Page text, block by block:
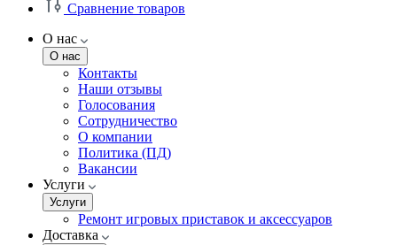
Сравнение товаров
О нас
О нас
Контакты
Наши отзывы
Голосования
Сотрудничество
О компании
Политика (ПД)
Вакансии
Услуги
Услуги
Ремонт игровых приставок и аксессуаров
Доставка